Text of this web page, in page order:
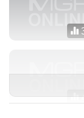
เป็นชั้นคณะกอง
ในชั้นศาลทุกคน
แต่อย่างไรก็ตาม